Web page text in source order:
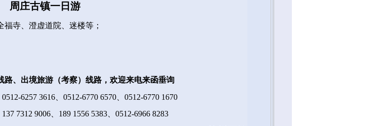
周庄古镇一日游
寺、澄虚道院、迷楼等；
路、出境旅游（考察）线路，欢迎来电来函垂询
0512-6257 3616、 0512-6770 6570、 0512-6770 1670
137 7312 9006 189 1556 5383 0512-6966 8283